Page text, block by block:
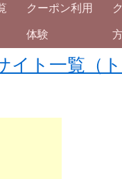
クーポン利用
体験
イト一覧（